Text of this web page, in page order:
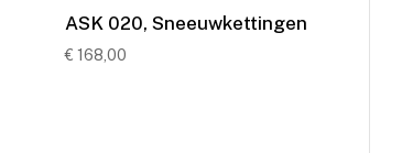
ASK 020, Sneeuwkettingen
€ 168,00